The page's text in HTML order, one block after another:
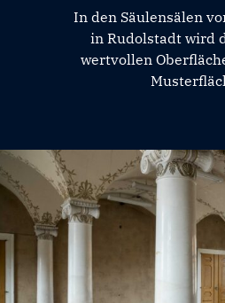
In den Säulensälen
in Rudolstadt wird
wertvollen